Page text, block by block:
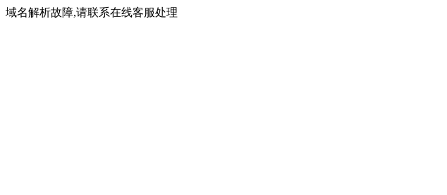
域名解析故障,请联系在线客服处理